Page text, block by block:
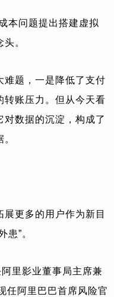
问题提出搭建虚拟
。
题，一是降低了支付
转账压力。但从今天看
数据的沉淀，构成了
更多的用户作为新目
患”。
里影业董事局主席兼
任阿里巴巴首席风险官